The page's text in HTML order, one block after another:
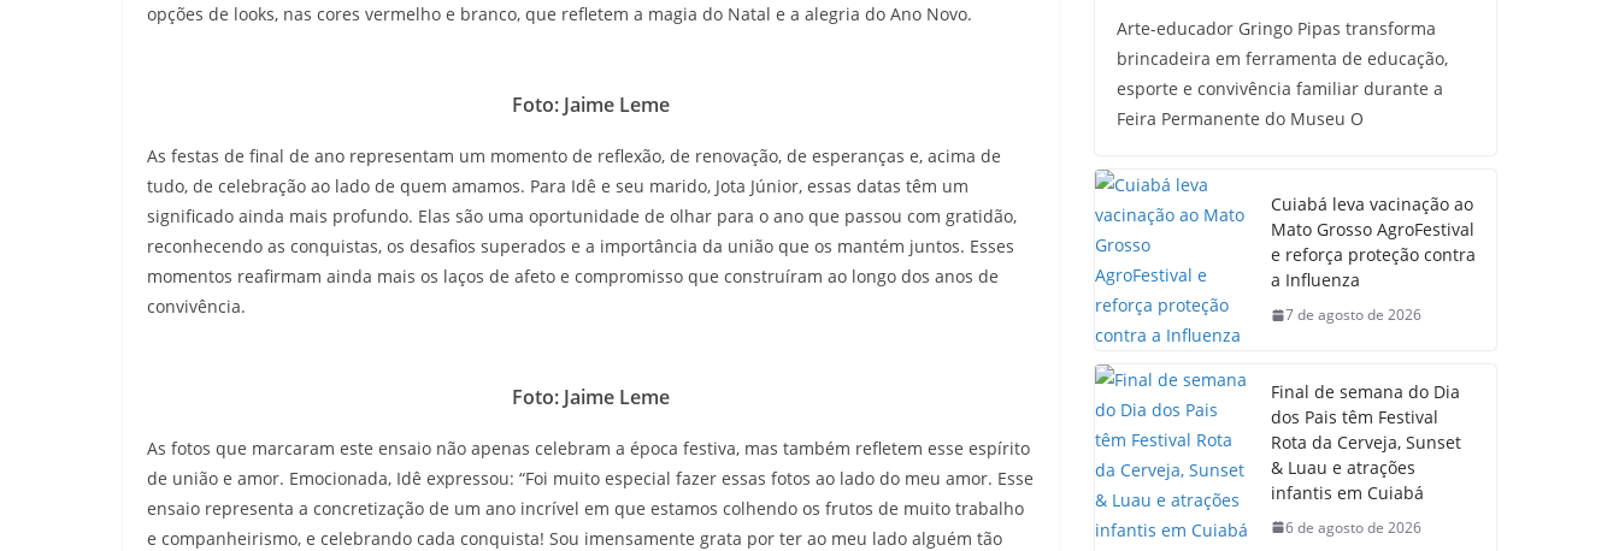
opções de looks, nas cores vermelho e branco, que refletem a magia do Natal e a alegria do Ano Novo.
Foto: Jaime Leme
As festas de final de ano representam um momento de reflexão, de renovação, de esperanças e, acima de
tudo, de celebração ao lado de quem amamos. Para Idê e seu marido, Jota Júnior, essas datas têm um
significado ainda mais profundo. Elas são uma oportunidade de olhar para o ano que passou com gratidão,
reconhecendo as conquistas, os desafios superados e a importância da união que os mantém juntos. Esses
momentos reafirmam ainda mais os laços de afeto e compromisso que construíram ao longo dos anos de
convivência.
Foto: Jaime Leme
As fotos que marcaram este ensaio não apenas celebram a época festiva, mas também refletem esse espírito
de união e amor. Emocionada, Idê expressou: “Foi muito especial fazer essas fotos ao lado do meu amor. Esse
ensaio representa a concretização de um ano incrível em que estamos colhendo os frutos de muito trabalho
e companheirismo, e celebrando cada conquista! Sou imensamente grata por ter ao meu lado alguém tão
Arte-educador Gringo Pipas transforma
brincadeira em ferramenta de educação,
esporte e convivência familiar durante a
Feira Permanente do Museu O
Cuiabá leva vacinação ao
Mato Grosso AgroFestival
e reforça proteção contra
a Influenza
7 de agosto de 2026
Final de semana do Dia
dos Pais têm Festival
Rota da Cerveja, Sunset
& Luau e atrações
infantis em Cuiabá
6 de agosto de 2026